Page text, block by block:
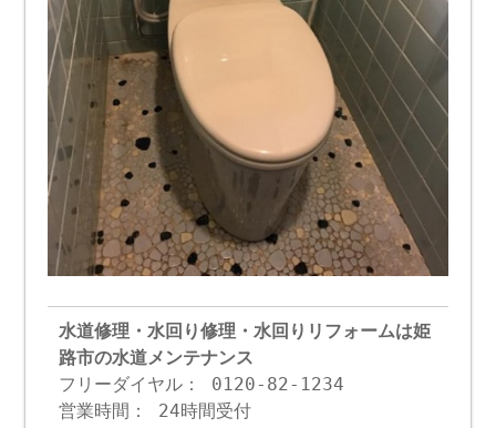
水道修理・水回り修理・水回りリフォームは姫
路市の水道メンテナンス
フリーダイヤル： 0120-82-1234
営業時間： 24時間受付